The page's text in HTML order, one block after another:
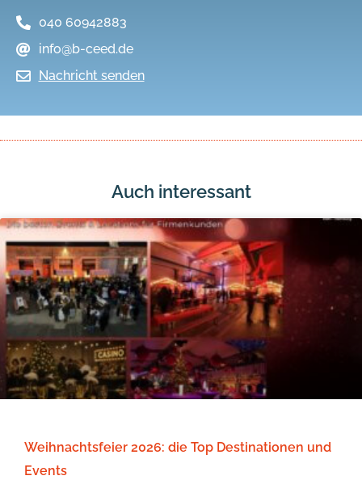
040 60942883
info@b-ceed.de
Nachricht senden
Auch interessant
Weihnachtsfeier 2026: die Top Destinationen und
Events